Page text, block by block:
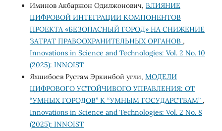
Иминов Акбаржон Одилжонович, ВЛИЯНИЕ
ЦИФРОВОЙ ИНТЕГРАЦИИ КОМПОНЕНТОВ
ПРОЕКТА «БЕЗОПАСНЫЙ ГОРОД» НА СНИЖЕНИЕ
ЗАТРАТ ПРАВООХРАНИТЕЛЬНЫХ ОРГАНОВ ,
Innovations in Science and Technologies: Vol. 2 No. 10
(2025): INNOIST
Яхшибоев Рустам Эркинбой угли, МОДЕЛИ
ЦИФРОВОГО УСТОЙЧИВОГО УПРАВЛЕНИЯ: ОТ
“УМНЫХ ГОРОДОВ” К “УМНЫМ ГОСУДАРСТВАМ” ,
Innovations in Science and Technologies: Vol. 2 No. 8
(2025): INNOIST